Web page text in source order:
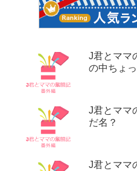
J君とマ
の中ちょ
J君とママ
だ名？
J君とマ